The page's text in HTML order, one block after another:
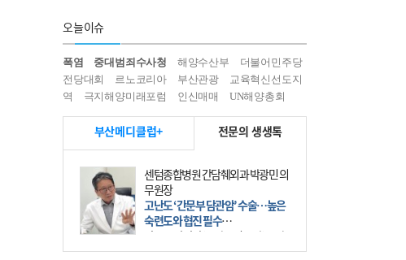
오늘이슈
폭염 중대범죄수사청 해양수산부
더불어민주당
전당대회
르노코리아 부산관광
교육혁신선도지
역
극지해양미래포럼 인신매매 UN해양총회
부산메디클럽+ 전문의 생생톡
센텀종합병원 간담췌외과 박광민 의
무원장
고난도 ‘간문부 담관암’ 수술…높은
숙련도와 협진 필수
간문부 담관암(클라츠킨 종양)은 좌
우 간에서 나오는, 담관(담즙 배출 경